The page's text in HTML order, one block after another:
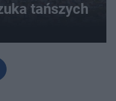
tańszych